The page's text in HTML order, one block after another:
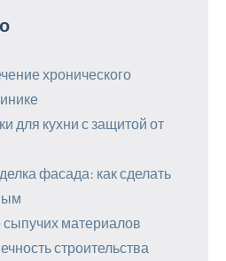
хронического
для кухни с защитой от
фасада: как сделать
сыпучих материалов
строительства